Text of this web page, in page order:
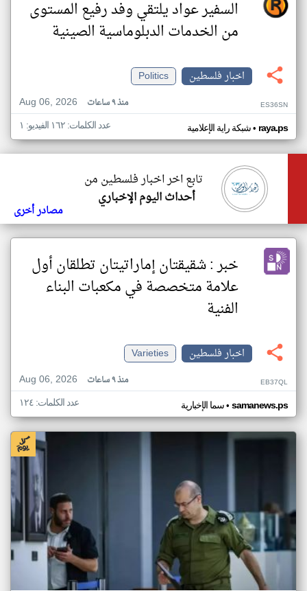
السفير عواد يلتقي وفد رفيع المستوى
من الخدمات الدبلوماسية الصينية
اخبار فلسطين
Politics
Aug 06, 2026
منذ ٩ ساعات ES36SN
شبكة راية الإعلامية• raya.ps عدد الكلمات: ١٦٢ الفيديو: ١
تابع اخر اخبار فلسطين من
أحداث اليوم الإخباري
مصادر أخرى
خبر : شقيقتان إماراتيتان تطلقان أول
علامة متخصصة في مكعبات البناء
الفنية
اخبار فلسطين
Varieties
Aug 06, 2026
منذ ٩ ساعات EB37QL
سما الإخبارية• samanews.ps عدد الكلمات: ١٢٤